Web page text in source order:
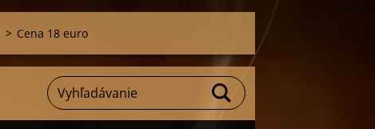
> Cena 18 euro